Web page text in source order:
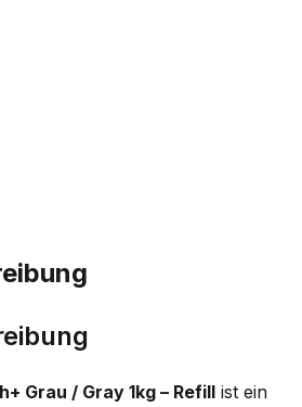
Grau / Gray 1kg – Refill ist ein